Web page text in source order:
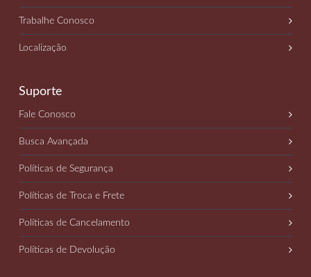
Trabalhe Conosco
Localização
Suporte
Fale Conosco
Busca Avançada
Políticas de Segurança
Políticas de Troca e Frete
Políticas de Cancelamento
Políticas de Devolução